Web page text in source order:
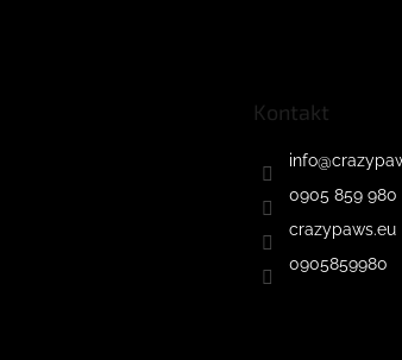
Kontakt
info@
0905 859 980
crazypaws.eu
0905859980